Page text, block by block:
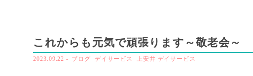
これからも元気で頑張ります～敬老会～
2023.09.22- ブログ デイサービス 上安井 デイサービス